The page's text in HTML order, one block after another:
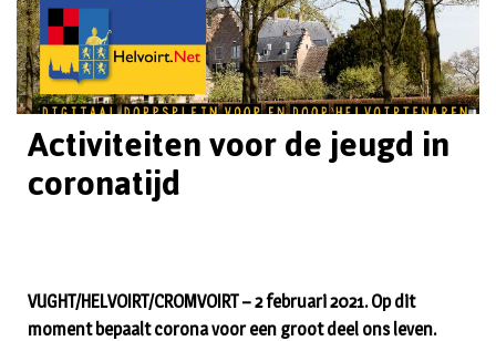
Activiteiten voor de jeugd in
coronatijd
VUGHT/HELVOIRT/CROMVOIRT – 2 februari 2021. Op dit
moment bepaalt corona voor een groot deel ons leven.